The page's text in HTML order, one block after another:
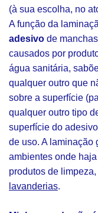
(à sua escolha, no
A função da
adesivo de
causados por
água sanitária,
qualquer outro que
sobre a superfície
qualquer outro tipo
superfície do
de uso. A laminação
ambientes onde
produtos de
lavanderias.